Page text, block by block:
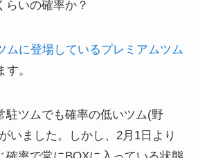
らいの確率か？
ムに登場しているプレミアムツム
す。
駐ツムでも確率の低いツム(野
いました。しかし、2月1日より